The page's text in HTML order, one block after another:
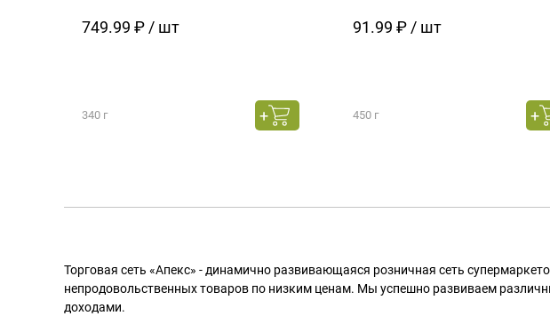
749.99 ₽ / шт
340 г
91.99 ₽ / шт
450 г
Торговая сеть «Апекс» - динамично развивающаяся розничная сеть
непродовольственных товаров по низким ценам. Мы успешно развиваем
доходами.